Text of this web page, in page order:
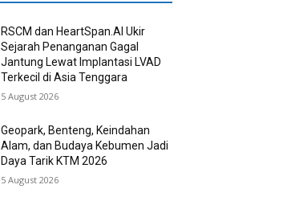
RSCM dan HeartSpan.AI Ukir
Sejarah Penanganan Gagal
Jantung Lewat Implantasi LVAD
Terkecil di Asia Tenggara
5 August 2026
Geopark, Benteng, Keindahan
Alam, dan Budaya Kebumen Jadi
Daya Tarik KTM 2026
5 August 2026